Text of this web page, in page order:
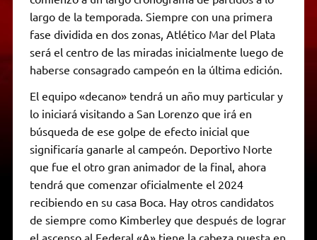
largo de la temporada. Siempre con una primera
fase dividida en dos zonas, Atlético Mar del Plata
será el centro de las miradas inicialmente luego de
haberse consagrado campeón en la última edición.
El equipo «decano» tendrá un año muy particular y
lo iniciará visitando a San Lorenzo que irá en
búsqueda de ese golpe de efecto inicial que
significaría ganarle al campeón. Deportivo Norte
que fue el otro gran animador de la final, ahora
tendrá que comenzar oficialmente el 2024
recibiendo en su casa Boca. Hay otros candidatos
de siempre como Kimberley que después de lograr
el ascenso al Federal «A» tiene la cabeza puesta en